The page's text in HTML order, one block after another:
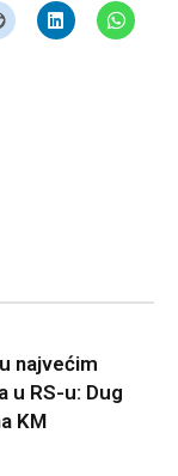
najvećim
u RS-u: Dug
KM